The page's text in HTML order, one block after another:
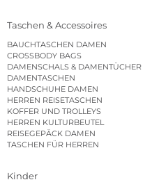
Taschen & Accessoires
BAUCHTASCHEN DAMEN
CROSSBODY BAGS
DAMENSCHALS & DAMENTÜCHER
DAMENTASCHEN
HANDSCHUHE DAMEN
HERREN REISETASCHEN
KOFFER UND TROLLEYS
HERREN KULTURBEUTEL
REISEGEPÄCK DAMEN
TASCHEN FÜR HERREN
Kinder